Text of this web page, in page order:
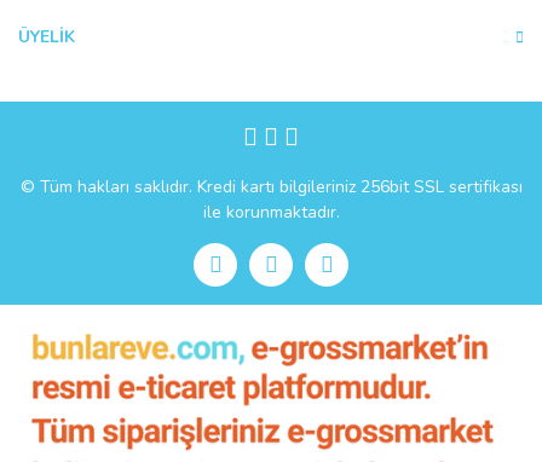
ÜYELİK
© Tüm hakları saklıdır. Kredi kartı bilgileriniz 256bit SSL sertifikası
ile korunmaktadır.